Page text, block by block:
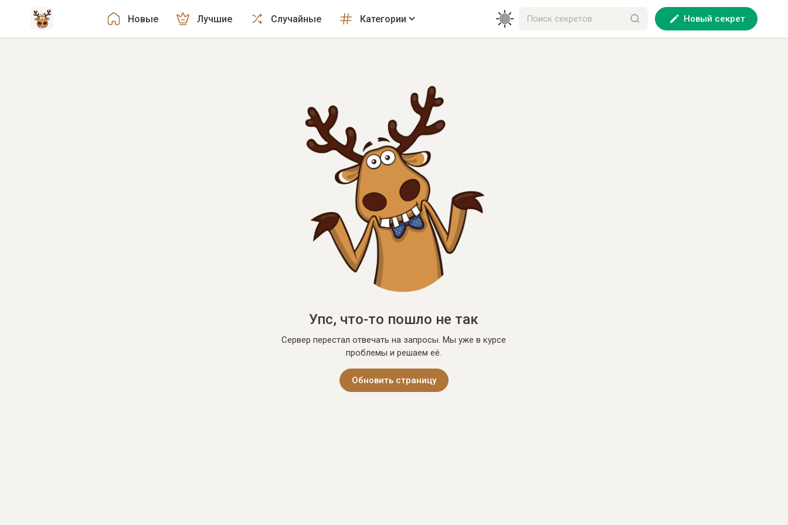
Новые Лучшие Случайные Категории Новый секрет
Упс, что-то пошло не так
Сервер перестал отвечать на запросы. Мы уже в курсе
проблемы и решаем её.
Обновить страницу